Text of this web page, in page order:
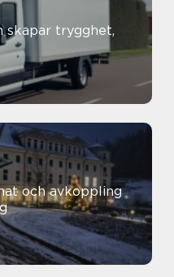
skapar trygghet,